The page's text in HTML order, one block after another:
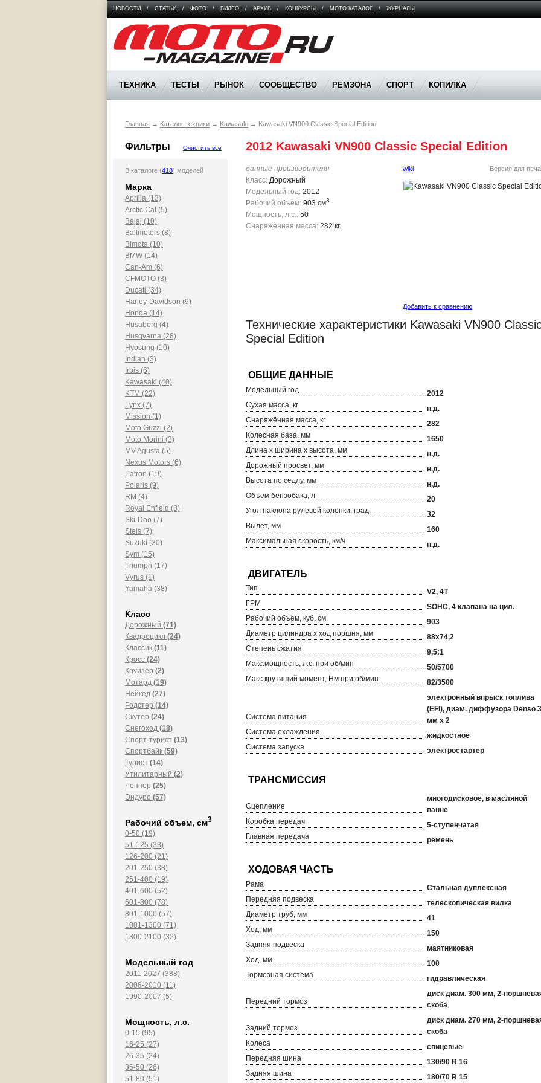
НОВОСТИ / СТАТЬИ / ФОТО / ВИДЕО / АРХИВ / КОНКУРСЫ / МОТО КАТАЛОГ / ЖУРНАЛЫ
Moto Magazine
ТЕХНИКА ТЕСТЫ РЫНОК СООБЩЕСТВО РЕМЗОНА СПОРТ КОПИЛКА
Главная → Каталог техники → Kawasaki → Kawasaki VN900 Classic Special Edition
Фильтры Очистить все
В каталоге (418) моделей
Марка
Aprilia (13)
Arctic Cat (5)
Bajaj (10)
Baltmotors (8)
Bimota (10)
BMW (14)
Can-Am (6)
CFMOTO (3)
Ducati (34)
Harley-Davidson (9)
Honda (14)
Husaberg (4)
Husqvarna (28)
Hyosung (10)
Indian (3)
Irbis (6)
Kawasaki (40)
KTM (22)
Lynx (7)
Mission (1)
Moto Guzzi (2)
Moto Morini (3)
MV Agusta (5)
Nexus Motors (6)
Patron (19)
Polaris (9)
RM (4)
Royal Enfield (8)
Ski-Doo (7)
Stels (7)
Suzuki (30)
Sym (15)
Triumph (17)
Vyrus (1)
Yamaha (38)
Класс
Дорожный (71)
Квадроцикл (24)
Классик (11)
Кросс (24)
Круизер (2)
Мотард (19)
Нейкед (27)
Родстер (14)
Скутер (24)
Снегоход (18)
Спорт-турист (13)
Спортбайк (59)
Турист (14)
Утилитарный (2)
Чоппер (25)
Эндуро (57)
Рабочий объем, см3
0-50 (19)
51-125 (33)
126-200 (21)
201-250 (38)
251-400 (19)
401-600 (52)
601-800 (78)
801-1000 (57)
1001-1300 (71)
1300-2100 (32)
Модельный год
2011-2027 (388)
2008-2010 (11)
1990-2007 (5)
Мощность, л.с.
0-15 (95)
16-25 (27)
26-35 (24)
36-50 (26)
51-80 (51)
2012 Kawasaki VN900 Classic Special Edition
данные производителя
Класс: Дорожный
Модельный год: 2012
Рабочий объем: 903 см3
Мощность, л.с.: 50
Снаряженная масса: 282 кг.
wiki Версия для
Добавить к сравнению
Технические характеристики Kawasaki VN900
Special Edition
Модельный год
2012
Сухая масса, кг
н.д.
Снаряжённая масса, кг
282
Колесная база, мм
1650
Длина х ширина х высота, мм
н.д.
Дорожный просвет, мм
н.д.
Высота по седлу, мм
н.д.
Объем бензобака, л
20
Угол наклона рулевой колонки, град.
32
Вылет, мм
160
Максимальная скорость, км/ч
н.д.
Тип
V2, 4T
ГРМ
SOHC, 4 клапана на цил.
Рабочий объём, куб. см
903
Диаметр цилиндра х ход поршня, мм
88x74,2
Степень сжатия
9,5:1
Макс.мощность, л.с. при об/мин
50/5700
Макс.крутящий момент, Нм при об/мин
82/3500
Система питания
электронный впрыск топлива
(EFI), диам. диффузора Denso
мм х 2
Система охлаждения
жидкостное
Система запуска
электростартер
Сцепление
многодисковое, в масляной
ванне
Коробка передач
5-ступенчатая
Главная передача
ремень
Рама
Стальная дуплексная
Передняя подвеска
телескопическая вилка
Диаметр труб, мм
41
Ход, мм
150
Задняя подвеска
маятниковая
Ход, мм
100
Тормозная система
гидравлическая
Передний тормоз
диск диам. 300 мм, 2-
скоба
Задний тормоз
диск диам. 270 мм, 2-
скоба
Колеса
спицевые
Передняя шина
130/90 R 16
Задняя шина
180/70 R 15